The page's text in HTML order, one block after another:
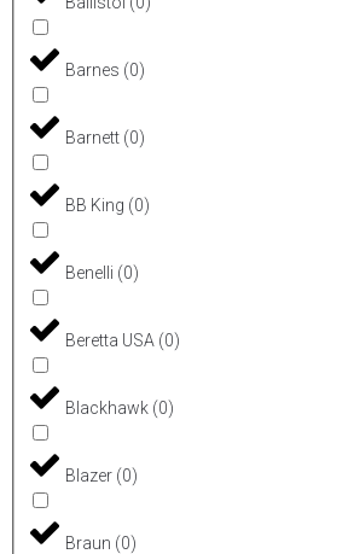
Barnes (0)
Barnett (0)
BB King (0)
Benelli (0)
Beretta USA (0)
Blackhawk (0)
Blazer (0)
Braun (0)